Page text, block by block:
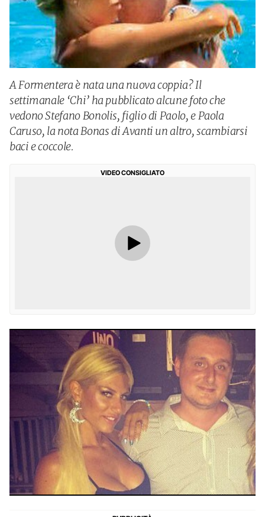
A Formentera è nata una nuova coppia? Il
settimanale ‘Chi’ ha pubblicato alcune foto che
vedono Stefano Bonolis, figlio di Paolo, e Paola
Caruso, la nota Bonas di Avanti un altro, scambiarsi
baci e coccole.
VIDEO CONSIGLIATO